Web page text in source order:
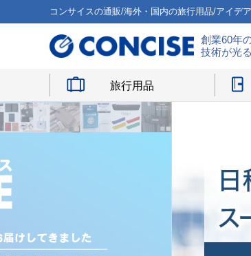
コンサイスの通販/海外・国内の旅行用品/アイデ
創業60年
技術が光
旅行用品